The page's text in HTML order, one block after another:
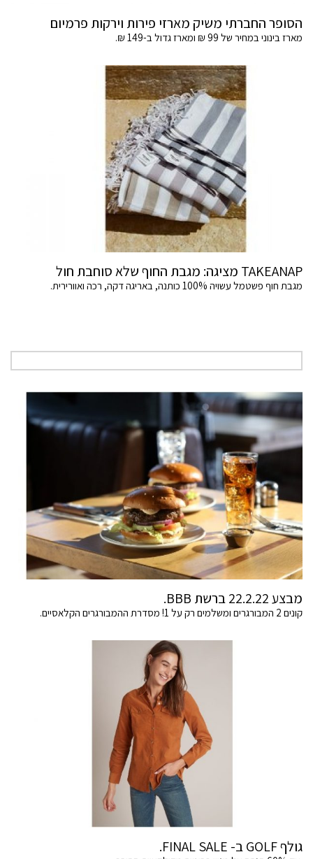
הסופר החברתי משיק מארזי פירות וירקות פרמיום
מארז בינוני במחיר של 99 ₪ ומארז גדול ב-149 ₪.
TAKEANAP מציגה: מגבת החוף שלא סוחבת חול
מגבת חוף פשטמל עשויה 100% כותנה, באריגה דקה, רכה ואוורירית.
מבצע 22.2.22 ברשת BBB.
קונים 2 המבורגרים ומשלמים רק על 1! מסדרת ההמבורגרים הקלאסיים.
גולף GOLF ב- FINAL SALE.